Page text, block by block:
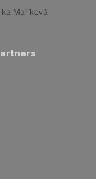
Maříková